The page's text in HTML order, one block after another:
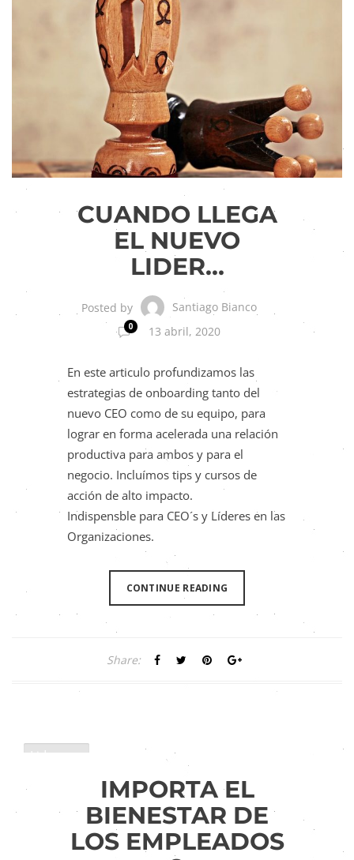
CUANDO LLEGA
EL NUEVO
LIDER…
Posted by Santiago Bianco
0 13 abril, 2020
En este articulo profundizamos las
estrategias de onboarding tanto del
nuevo CEO como de su equipo, para
lograr en forma acelerada una relación
productiva para ambos y para el
negocio. Incluímos tips y cursos de
acción de alto impacto.
Indispensble para CEO´s y Líderes en las
Organizaciones.
CONTINUE READING
Share:
Liderazgo
IMPORTA EL
BIENESTAR DE
LOS EMPLEADOS